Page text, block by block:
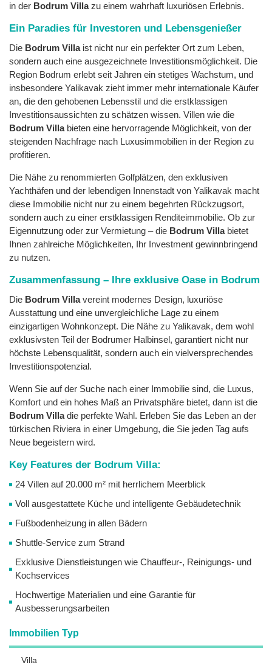
in der Bodrum Villazu einem wahrhaft luxuriösen Erlebnis.
Ein Paradies für Investoren und Lebensgenießer
Die Bodrum Villaist nicht nur ein perfekter Ort zum Leben,
sondern auch eine ausgezeichnete Investitionsmöglichkeit. Die
Region Bodrum erlebt seit Jahren ein stetiges Wachstum, und
insbesondere Yalikavak zieht immer mehr internationale Käufer
an, die den gehobenen Lebensstil und die erstklassigen
Investitionsaussichten zu schätzen wissen. Villen wie die
Bodrum Villabieten eine hervorragende Möglichkeit, von der
steigenden Nachfrage nach Luxusimmobilien in der Region zu
profitieren.
Die Nähe zu renommierten Golfplätzen, den exklusiven
Yachthäfen und der lebendigen Innenstadt von Yalikavak macht
diese Immobilie nicht nur zu einem begehrten Rückzugsort,
sondern auch zu einer erstklassigen Renditeimmobilie. Ob zur
Eigennutzung oder zur Vermietung – die Bodrum Villabietet
Ihnen zahlreiche Möglichkeiten, Ihr Investment gewinnbringend
zu nutzen.
Zusammenfassung – Ihre exklusive Oase in Bodrum
Die Bodrum Villavereint modernes Design, luxuriöse
Ausstattung und eine unvergleichliche Lage zu einem
einzigartigen Wohnkonzept. Die Nähe zu Yalikavak, dem wohl
exklusivsten Teil der Bodrumer Halbinsel, garantiert nicht nur
höchste Lebensqualität, sondern auch ein vielversprechendes
Investitionspotenzial.
Wenn Sie auf der Suche nach einer Immobilie sind, die Luxus,
Komfort und ein hohes Maß an Privatsphäre bietet, dann ist die
Bodrum Villadie perfekte Wahl. Erleben Sie das Leben an der
türkischen Riviera in einer Umgebung, die Sie jeden Tag aufs
Neue begeistern wird.
Key Features der Bodrum Villa:
24 Villen auf 20.000 m² mit herrlichem Meerblick
Voll ausgestattete Küche und intelligente Gebäudetechnik
Fußbodenheizung in allen Bädern
Shuttle-Service zum Strand
Exklusive Dienstleistungen wie Chauffeur-, Reinigungs- und
Kochservices
Hochwertige Materialien und eine Garantie für
Ausbesserungsarbeiten
Immobilien Typ
Villa